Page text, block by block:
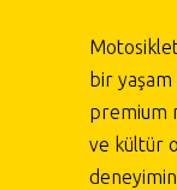
bir
premium
ve kültür